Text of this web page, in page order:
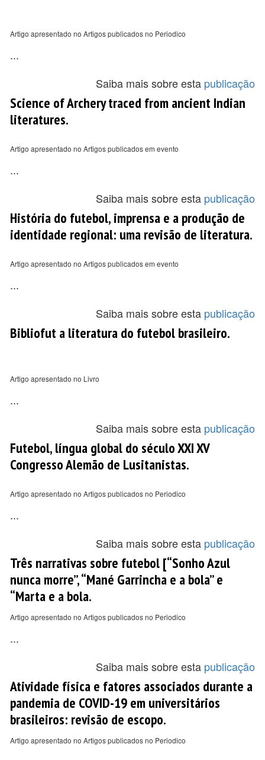
Artigo apresentado no Artigos publicados no Periodico
...
Saiba mais sobre esta publicação
Science of Archery traced from ancient Indian
literatures.
Artigo apresentado no Artigos publicados em evento
...
Saiba mais sobre esta publicação
História do futebol, imprensa e a produção de
identidade regional: uma revisão de literatura.
Artigo apresentado no Artigos publicados em evento
...
Saiba mais sobre esta publicação
Bibliofut a literatura do futebol brasileiro.
Artigo apresentado no Livro
...
Saiba mais sobre esta publicação
Futebol, língua global do século XXI XV
Congresso Alemão de Lusitanistas.
Artigo apresentado no Artigos publicados no Periodico
...
Saiba mais sobre esta publicação
Três narrativas sobre futebol [“Sonho Azul
nunca morre”, “Mané Garrincha e a bola” e
“Marta e a bola.
Artigo apresentado no Artigos publicados no Periodico
...
Saiba mais sobre esta publicação
Atividade física e fatores associados durante a
pandemia de COVID-19 em universitários
brasileiros: revisão de escopo.
Artigo apresentado no Artigos publicados no Periodico